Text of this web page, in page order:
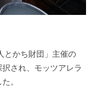
とかち財団」主催の
され、モッツアレラ
。